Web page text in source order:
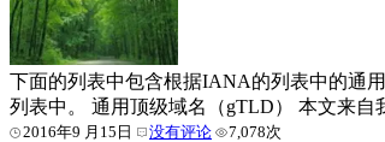
下面的列表中包含根据IANA的列表中的通
列表中。 通用顶级域名（gTLD） 本文来自
2016年9 月15日 没有评论 7,078次